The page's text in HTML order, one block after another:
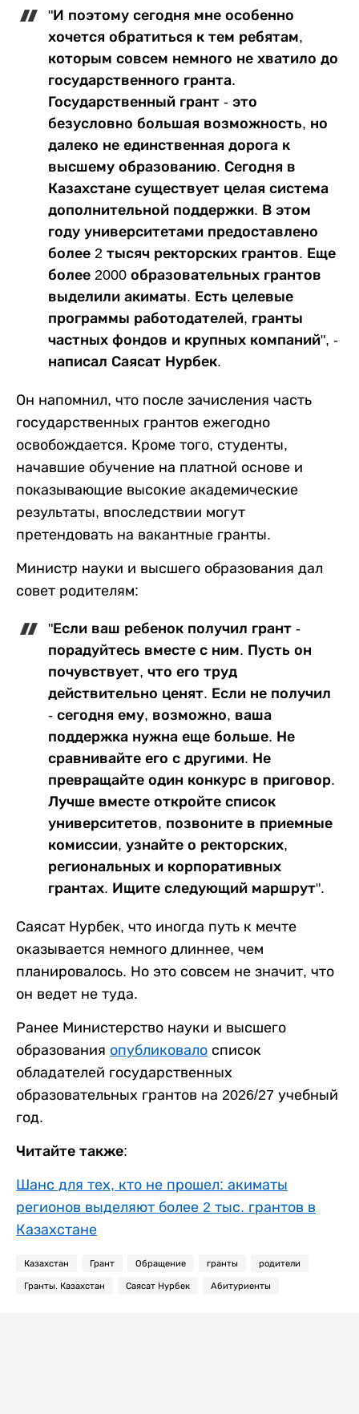
"И поэтому сегодня мне особенно
хочется обратиться к тем ребятам,
которым совсем немного не хватило до
государственного гранта.
Государственный грант - это
безусловно большая возможность, но
далеко не единственная дорога к
высшему образованию. Сегодня в
Казахстане существует целая система
дополнительной поддержки. В этом
году университетами предоставлено
более 2 тысяч ректорских грантов. Еще
более 2000 образовательных грантов
выделили акиматы. Есть целевые
программы работодателей, гранты
частных фондов и крупных компаний", -
написал Саясат Нурбек.
Он напомнил, что после зачисления часть
государственных грантов ежегодно
освобождается. Кроме того, студенты,
начавшие обучение на платной основе и
показывающие высокие академические
результаты, впоследствии могут
претендовать на вакантные гранты.
Министр науки и высшего образования дал
совет родителям:
"Если ваш ребенок получил грант -
порадуйтесь вместе с ним. Пусть он
почувствует, что его труд
действительно ценят. Если не получил
- сегодня ему, возможно, ваша
поддержка нужна еще больше. Не
сравнивайте его с другими. Не
превращайте один конкурс в приговор.
Лучше вместе откройте список
университетов, позвоните в приемные
комиссии, узнайте о ректорских,
региональных и корпоративных
грантах. Ищите следующий маршрут".
Саясат Нурбек, что иногда путь к мечте
оказывается немного длиннее, чем
планировалось. Но это совсем не значит, что
он ведет не туда.
Ранее Министерство науки и высшего
образования опубликовало список
обладателей государственных
образовательных грантов на 2026/27 учебный
год.
Читайте также:
Шанс для тех, кто не прошел: акиматы
регионов выделяют более 2 тыс. грантов в
Казахстане
Казахстан Грант Обращение гранты родители
Гранты. Казахстан Саясат Нурбек Абитуриенты